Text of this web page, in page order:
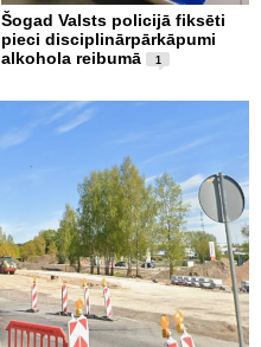
Šogad Valsts policijā fiksēti
pieci disciplinārpārkāpumi
alkohola reibumā
1